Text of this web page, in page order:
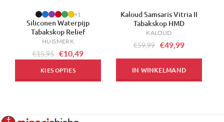
+1
Siliconen Waterpijp
Tabakskop Relief
HUISMERK
€15,95 €10,49
KIES OPTIES
-17%
Kaloud Samsaris Vitria II
Tabakskop HMD
KALOUD
€59,99 €49,99
IN WINKELMAND